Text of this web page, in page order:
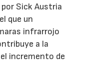
Sick Austria
que un
infrarrojo
a la
incremento de